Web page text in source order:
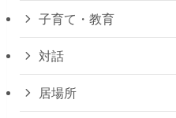
子育て・教育
対話
居場所